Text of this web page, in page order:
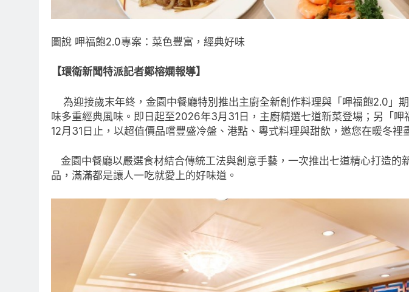
圖說 呷福飽2.0專案：菜色豐富，經典好味
【環衛新聞特派記者鄭榕嫻報導】
為迎接歲末年終，金園中餐廳特別推出主廚全新創作料理與「呷福飽2.0」
味多重經典風味。即日起至2026年3月31日，主廚精選七道新菜登場；另「
12月31日止，以超值價品嚐豐盛冷盤、港點、粵式料理與甜飲，邀您在暖冬裡
金園中餐廳以嚴選食材結合傳統工法與創意手藝，一次推出七道精心打造的
品，滿滿都是讓人一吃就愛上的好味道。